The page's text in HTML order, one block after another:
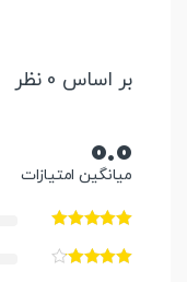
بر اساس 0 نظر
0.0
میانگین امتیازات